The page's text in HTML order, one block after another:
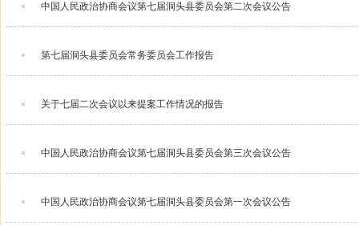
中国人民政治协商会议第七届洞头县委员会第二次会议公告
第七届洞头县委员会常务委员会工作报告
关于七届二次会议以来提案工作情况的报告
中国人民政治协商会议第七届洞头县委员会第三次会议公告
中国人民政治协商会议第七届洞头县委员会第一次会议公告